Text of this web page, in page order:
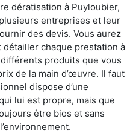
dératisation à Puyloubier,
entreprises et leur
des devis. Vous aurez
chaque prestation à
produits que vous
de la main d’œuvre. Il faut
dispose d’une
lui est propre, mais que
être bios et sans